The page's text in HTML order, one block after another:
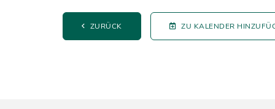
ZURÜCK ZU KALENDER